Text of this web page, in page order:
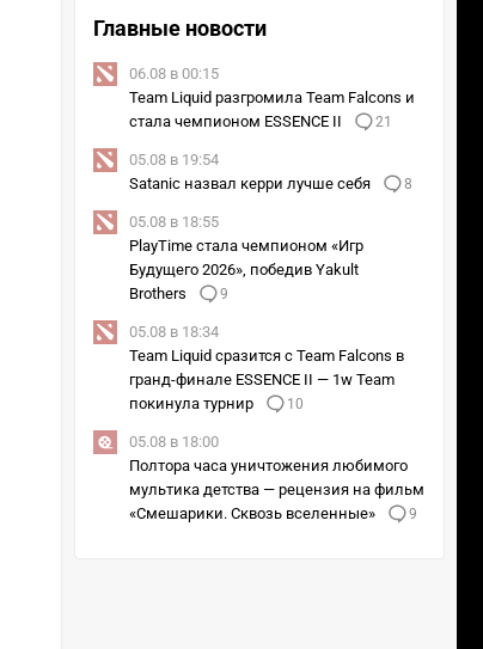
Главные новости
06.08 в 00:15
Team Liquid разгромила Team Falcons и
стала чемпионом ESSENCE II
21
05.08 в 19:54
Satanic назвал керри лучше себя
8
05.08 в 18:55
PlayTime стала чемпионом «Игр
Будущего 2026», победив Yakult
Brothers
9
05.08 в 18:34
Team Liquid сразится с Team Falcons в
гранд-финале ESSENCE II — 1w Team
покинула турнир
10
05.08 в 18:00
Полтора часа уничтожения любимого
мультика детства — рецензия на фильм
«Смешарики. Сквозь вселенные»
9